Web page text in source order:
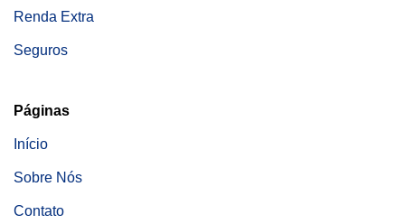
Renda Extra
Seguros
Páginas
Início
Sobre Nós
Contato